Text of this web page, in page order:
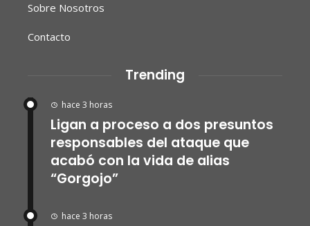
Sobre Nosotros
Contacto
Trending
hace 3 horas
Ligan a proceso a dos presuntos
responsables del ataque que
acabó con la vida de alias
“Gorgojo”
hace 3 horas